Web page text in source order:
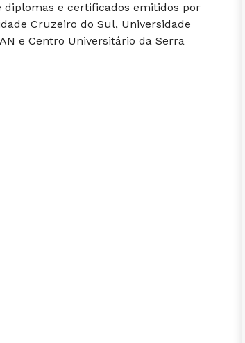
e certificados emitidos por
Cruzeiro do Sul, Universidade
e Centro Universitário da Serra